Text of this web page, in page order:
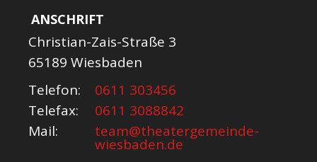
ANSCHRIFT
Christian-Zais-Straße 3
65189 Wiesbaden
Telefon:
0611 303456
Telefax:
0611 3088842
Mail:
team@theatergemeinde-
wiesbaden.de